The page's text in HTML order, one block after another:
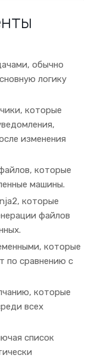
обычно
логику
которые
изменения
которые
машины.
которые
файлов
которые
по сравнению с
которые
всех
список